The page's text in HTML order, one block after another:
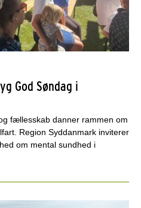
God Søndag i
fællesskab danner rammen om
Region Syddanmark inviterer
om mental sundhed i